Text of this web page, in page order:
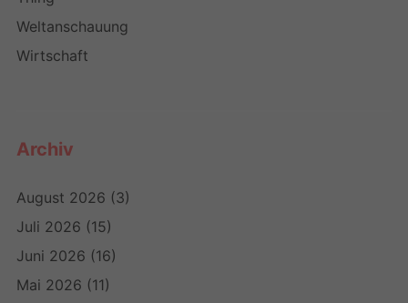
Weltanschauung
Wirtschaft
Archiv
August 2026 (3)
Juli 2026 (15)
Juni 2026 (16)
Mai 2026 (11)